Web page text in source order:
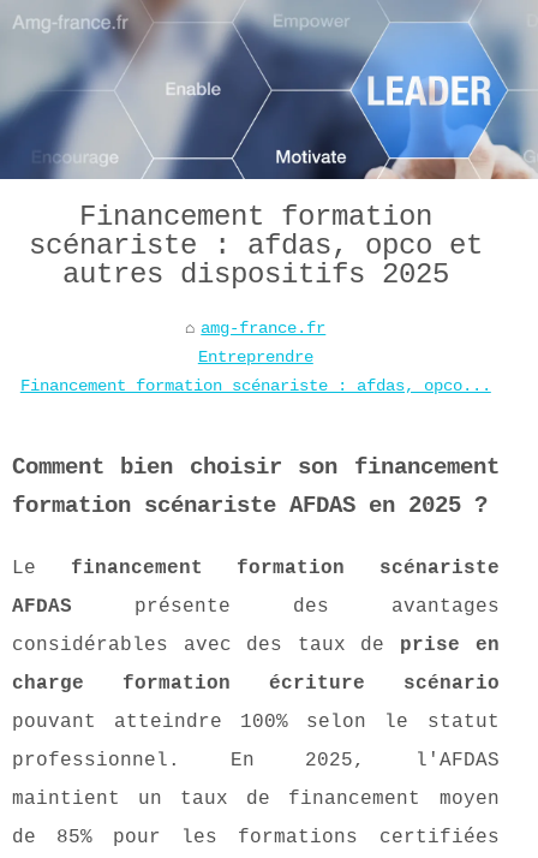
Financement formation
scénariste : afdas, opco et
autres dispositifs 2025
amg-france.fr
Entreprendre
Financement formation scénariste : afdas, opco...
Comment bien choisir son financement
formation scénariste AFDAS en 2025 ?
Le financement formation scénariste
AFDAS présente des avantages
considérables avec des taux de prise en
charge formation écriture scénario
pouvant atteindre 100% selon le statut
professionnel. En 2025, l'AFDAS
maintient un taux de financement moyen
de 85% pour les formations certifiées